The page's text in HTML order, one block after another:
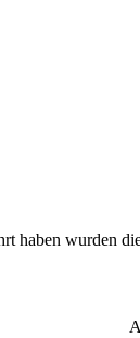
haben wurden